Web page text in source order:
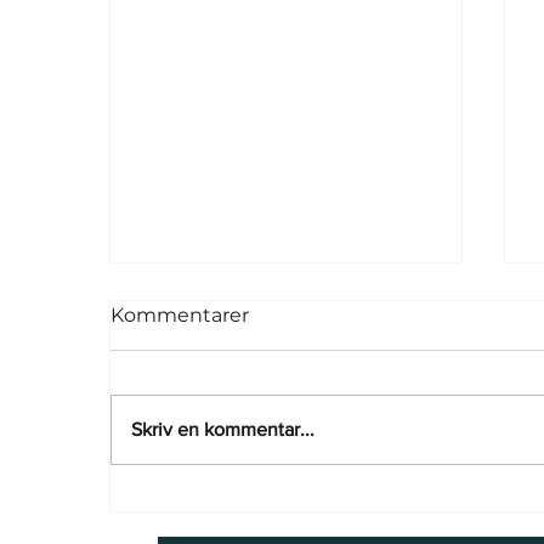
Kommentarer
Skriv en kommentar...